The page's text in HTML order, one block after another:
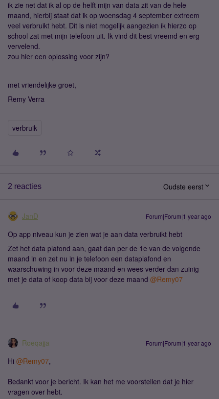
ik zie net dat ik al op de helft mijn van data zit van de hele
maand, hierbij staat dat ik op woensdag 4 september extreem
veel verbruikt hebt. Dit is niet mogelijk aangezien ik hierzo op
school zat met mijn telefoon uit. Ik vind dit best vreemd en erg
vervelend.
zou hier een oplossing voor zijn?
met vriendelijke groet,
Remy Verra
verbruik
2 reacties Oudste eerst
JanD Forum|Forum|1 year ago
Op app niveau kun je zien wat je aan data verbruikt hebt
Zet het data plafond aan, gaat dan per de 1e van de volgende
maand in en zet nu in je telefoon een dataplafond en
waarschuwing in voor deze maand en wees verder dan zuinig
met je data of koop data bij voor deze maand @Remy07
Roeqajja Forum|Forum|1 year ago
Hi @Remy07,
Bedankt voor je bericht. Ik kan het me voorstellen dat je hier
vragen over hebt.